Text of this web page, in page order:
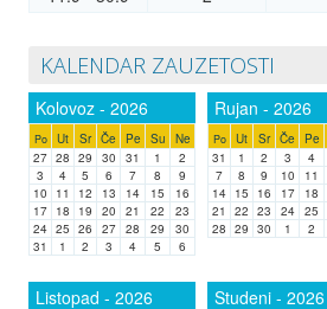
KALENDAR ZAUZETOSTI
Kolovoz - 2026
Po Ut Sr Če Pe Su
Ne
27 28 29 30 31 1
2
3
4 5 6 7 8
9
10
11 12 13 14 15
16
17 18 19 20 21 22
23
24 25 26 27 28 29
30
31
1 2 3 4 5 6
Rujan - 2026
Po Ut Sr Če Pe
31
1 2 3 4
7
8 9 10 11
14 15 16 17 18
21
22 23 24 25
28 29 30 1 2
Listopad - 2026 Studeni - 2026